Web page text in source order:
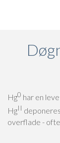
Hg0 har en
HgII
overflade -